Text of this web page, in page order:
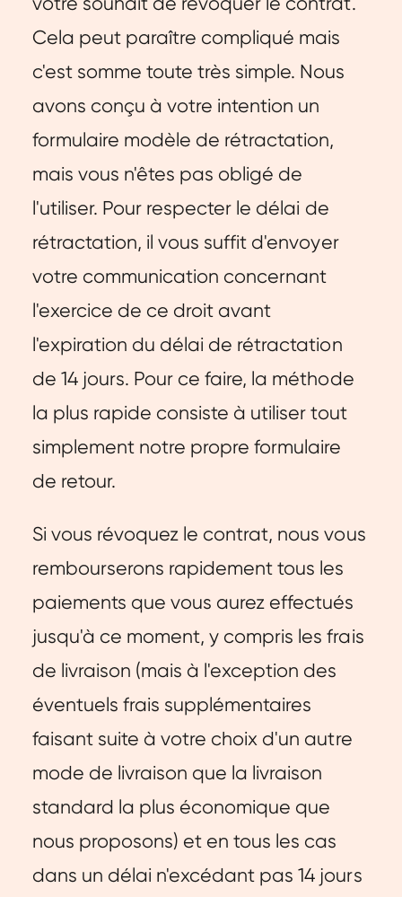
Cela peut paraître compliqué mais
c'est somme toute très simple. Nous
avons conçu à votre intention un
formulaire modèle de rétractation,
mais vous n'êtes pas obligé de
l'utiliser. Pour respecter le délai de
rétractation, il vous suffit d'envoyer
votre communication concernant
l'exercice de ce droit avant
l'expiration du délai de rétractation
de 14 jours. Pour ce faire, la méthode
la plus rapide consiste à utiliser tout
simplement notre propre formulaire
de retour.
Si vous révoquez le contrat, nous vous
rembourserons rapidement tous les
paiements que vous aurez effectués
jusqu'à ce moment, y compris les frais
de livraison (mais à l'exception des
éventuels frais supplémentaires
faisant suite à votre choix d'un autre
mode de livraison que la livraison
standard la plus économique que
nous proposons) et en tous les cas
dans un délai n'excédant pas 14 jours